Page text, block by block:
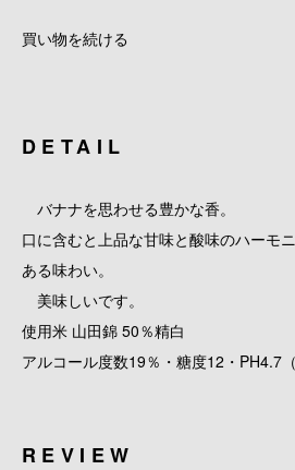
買い物を続ける
DETAIL
バナナを思わせる豊かな香。
口に含むと上品な甘味と酸味のハーモ
ある味わい。
美味しいです。
使用米 山田錦 50％精白
アルコール度数19％・糖度12・PH4.7
REVIEW